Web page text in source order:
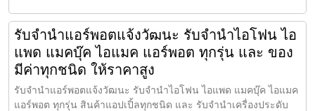
รับจำนำแอร์พอตแจ้งวัฒนะ รับจำนำไอโฟน ไอ
แพด แมคบุ๊ค ไอแมค แอร์พอต ทุกรุ่น และ ของ
มีค่าทุกชนิด ให้ราคาสูง
รับจำนำแอร์พอตแจ้งวัฒนะ รับจำนำไอโฟน ไอแพด แมคบุ๊ค ไอแมค
แอร์พอต ทุกรุ่น สินค้าแอปเปิ้ลทุกชนิด และ รับจำนำเครื่องประดับ